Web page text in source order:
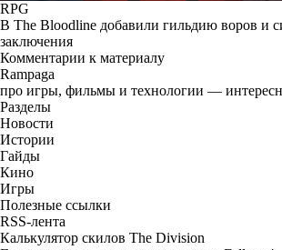
RPG
В The Bloodline добавили гильдию воров и
заключения
Комментарии к материалу
Rampaga
про игры, фильмы и технологии —
Разделы
Новости
Истории
Гайды
Кино
Игры
Полезные ссылки
RSS-лента
Калькулятор скилов The Division